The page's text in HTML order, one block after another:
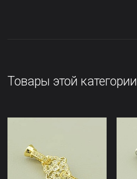
Товары этой категории